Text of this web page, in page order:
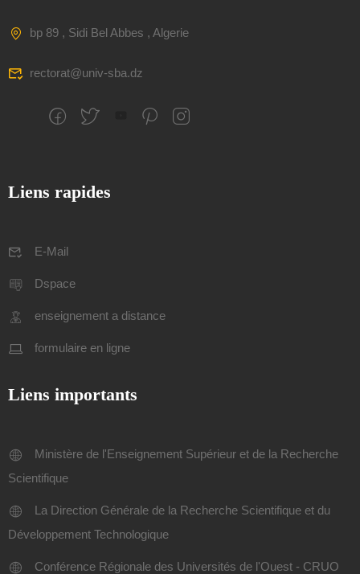
bp 89 , Sidi Bel Abbes , Algerie
rectorat@univ-sba.dz
Liens rapides
E-Mail
Dspace
enseignement a distance
formulaire en ligne
Liens importants
Ministère de l'Enseignement Supérieur et de la Recherche
Scientifique
La Direction Générale de la Recherche Scientifique et du
Développement Technologique
Conférence Régionale des Universités de l'Ouest - CRUO